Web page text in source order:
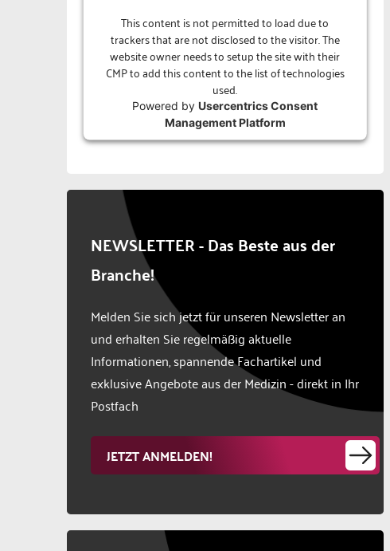
This content is not permitted to load due to
trackers that are not disclosed to the visitor. The
website owner needs to setup the site with their
CMP to add this content to the list of technologies
used.
Powered byUsercentrics Consent
Management Platform
NEWSLETTER - Das Beste aus der
Branche!
Melden Sie sich jetzt für unseren Newsletter an
und erhalten Sie regelmäßig aktuelle
Informationen, spannende Fachartikel und
exklusive Angebote aus der Medizin - direkt in Ihr
Postfach
JETZT ANMELDEN!